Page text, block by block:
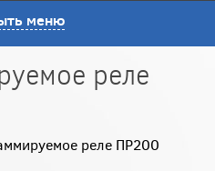
меню
реле
реле ПР200